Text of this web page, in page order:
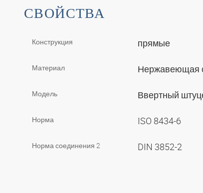
СВОЙСТВА
Конструкция прямые
Материал Нержавеющая
Модель Ввертный
Норма ISO 8434-6
Норма соединения 2 DIN 3852-2